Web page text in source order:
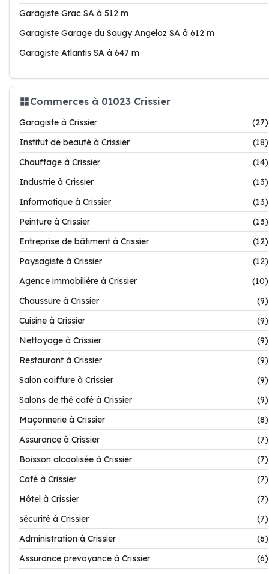
Garagiste Grac SA à 512 m
Garagiste Garage du Saugy Angeloz SA à 612 m
Garagiste Atlantis SA à 647 m
Commerces à 01023 Crissier
Garagiste à Crissier
(27)
Institut de beauté à Crissier
(18)
Chauffage à Crissier
(14)
Industrie à Crissier
(13)
Informatique à Crissier
(13)
Peinture à Crissier
(13)
Entreprise de bâtiment à Crissier
(12)
Paysagiste à Crissier
(12)
Agence immobilière à Crissier
(10)
Chaussure à Crissier
(9)
Cuisine à Crissier
(9)
Nettoyage à Crissier
(9)
Restaurant à Crissier
(9)
Salon coiffure à Crissier
(9)
Salons de thé café à Crissier
(9)
Maçonnerie à Crissier
(8)
Assurance à Crissier
(7)
Boisson alcoolisée à Crissier
(7)
Café à Crissier
(7)
Hôtel à Crissier
(7)
sécurité à Crissier
(7)
Administration à Crissier
(6)
Assurance prevoyance à Crissier
(6)